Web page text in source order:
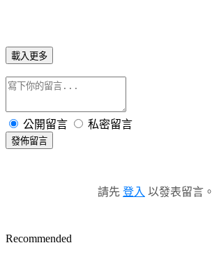
載入更多
公開留言 私密留言
發佈留言
請先 登入 以發表留言。
Recommended